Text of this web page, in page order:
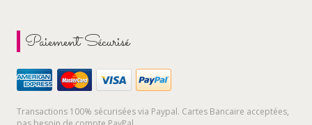
Paiement Sécurisé
Transactions 100% sécurisées via Paypal. Cartes Bancaire acceptées,